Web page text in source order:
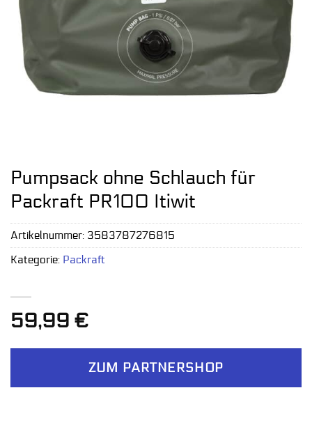
Pumpsack ohne Schlauch für
Packraft PR100 Itiwit
59,99 €
ZUM PARTNERSHOP
Artikelnummer: 3583787276815
Kategorie: Packraft